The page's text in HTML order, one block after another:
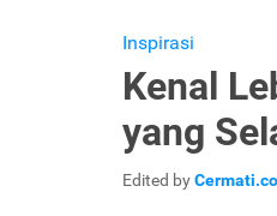
Inspirasi
Kenal
yang
Edited by